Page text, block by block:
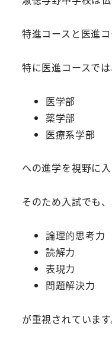
特進コースと医進
特に医進コースでは
医学部
薬学部
医療系学部
への進学を視野に
そのため入試でも
論理的思考力
読解力
表現力
問題解決力
が重視されています